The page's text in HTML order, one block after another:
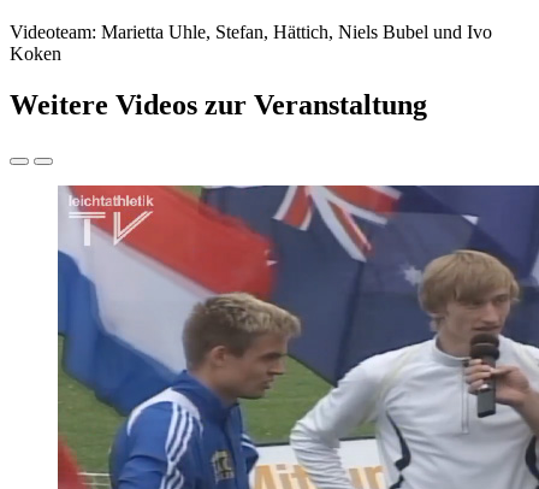
Videoteam: Marietta Uhle, Stefan, Hättich, Niels Bubel und Ivo
Koken
Weitere Videos zur Veranstaltung